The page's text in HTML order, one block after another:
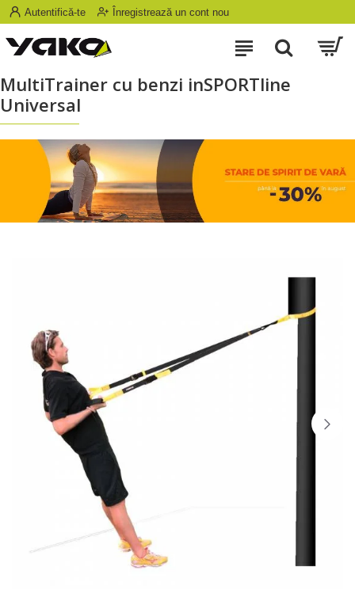
Autentifică-te Înregistrează un cont nou
MultiTrainer cu benzi inSPORTline
Universal